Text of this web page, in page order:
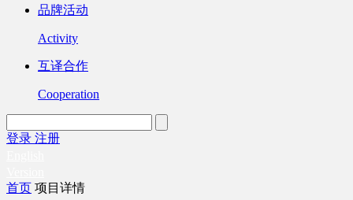
品牌活动
Activity
互译合作
Cooperation
登录 注册
首页 项目详情